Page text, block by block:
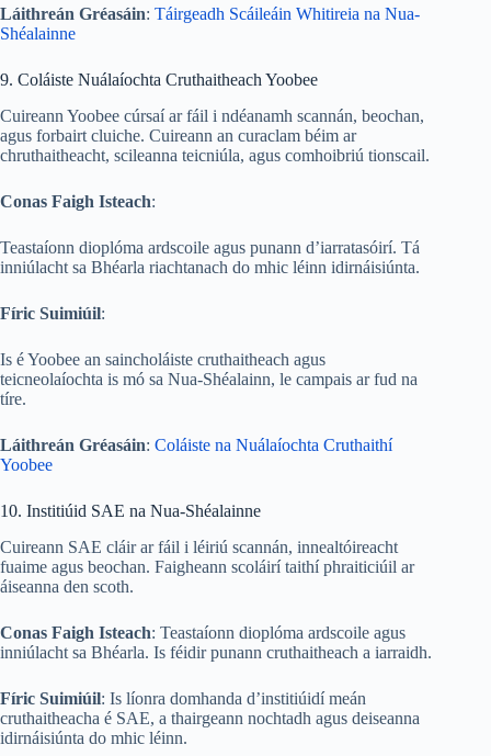
Láithreán Gréasáin: Táirgeadh Scáileáin Whitireia na Nua-
Shéalainne
9. Coláiste Nuálaíochta Cruthaitheach Yoobee
Cuireann Yoobee cúrsaí ar fáil i ndéanamh scannán, beochan,
agus forbairt cluiche. Cuireann an curaclam béim ar
chruthaitheacht, scileanna teicniúla, agus comhoibriú tionscail.
Conas Faigh Isteach:
Teastaíonn dioplóma ardscoile agus punann d’iarratasóirí. Tá
inniúlacht sa Bhéarla riachtanach do mhic léinn idirnáisiúnta.
Fíric Suimiúil:
Is é Yoobee an saincholáiste cruthaitheach agus
teicneolaíochta is mó sa Nua-Shéalainn, le campais ar fud na
tíre.
Láithreán Gréasáin: Coláiste na Nuálaíochta Cruthaithí
Yoobee
10. Institiúid SAE na Nua-Shéalainne
Cuireann SAE cláir ar fáil i léiriú scannán, innealtóireacht
fuaime agus beochan. Faigheann scoláirí taithí phraiticiúil ar
áiseanna den scoth.
Conas Faigh Isteach: Teastaíonn dioplóma ardscoile agus
inniúlacht sa Bhéarla. Is féidir punann cruthaitheach a iarraidh.
Fíric Suimiúil: Is líonra domhanda d’institiúidí meán
cruthaitheacha é SAE, a thairgeann nochtadh agus deiseanna
idirnáisiúnta do mhic léinn.